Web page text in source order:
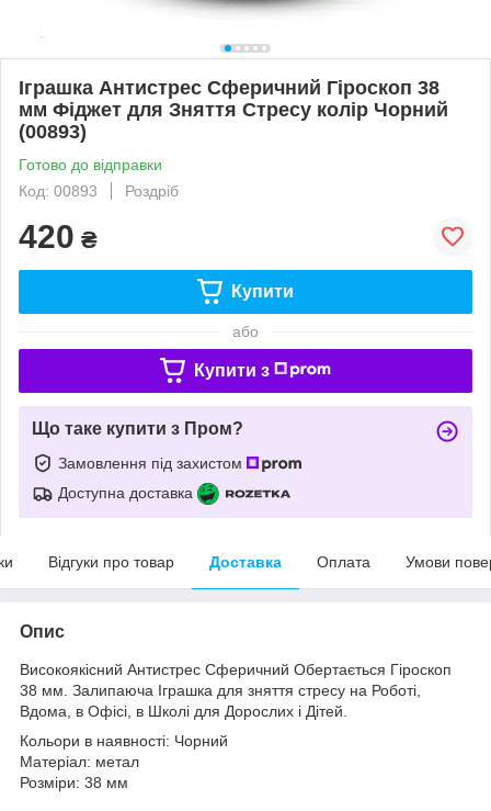
Іграшка Антистрес Сферичний Гіроскоп 38
мм Фіджет для Зняття Стресу колір Чорний
(00893)
Готово до відправки
Код: 00893
Роздріб
420 ₴
Купити
або
Купити з
Що таке купити з Пром?
Замовлення під захистом
Доступна доставка
Відгуки про товар Доставка Оплата Умови
Опис
Високоякісний Антистрес Сферичний Обертається Гіроскоп
38 мм. Залипаюча Іграшка для зняття стресу на Роботі,
Вдома, в Офісі, в Школі для Дорослих і Дітей.
Кольори в наявності: Чорний
Матеріал: метал
Розміри: 38 мм